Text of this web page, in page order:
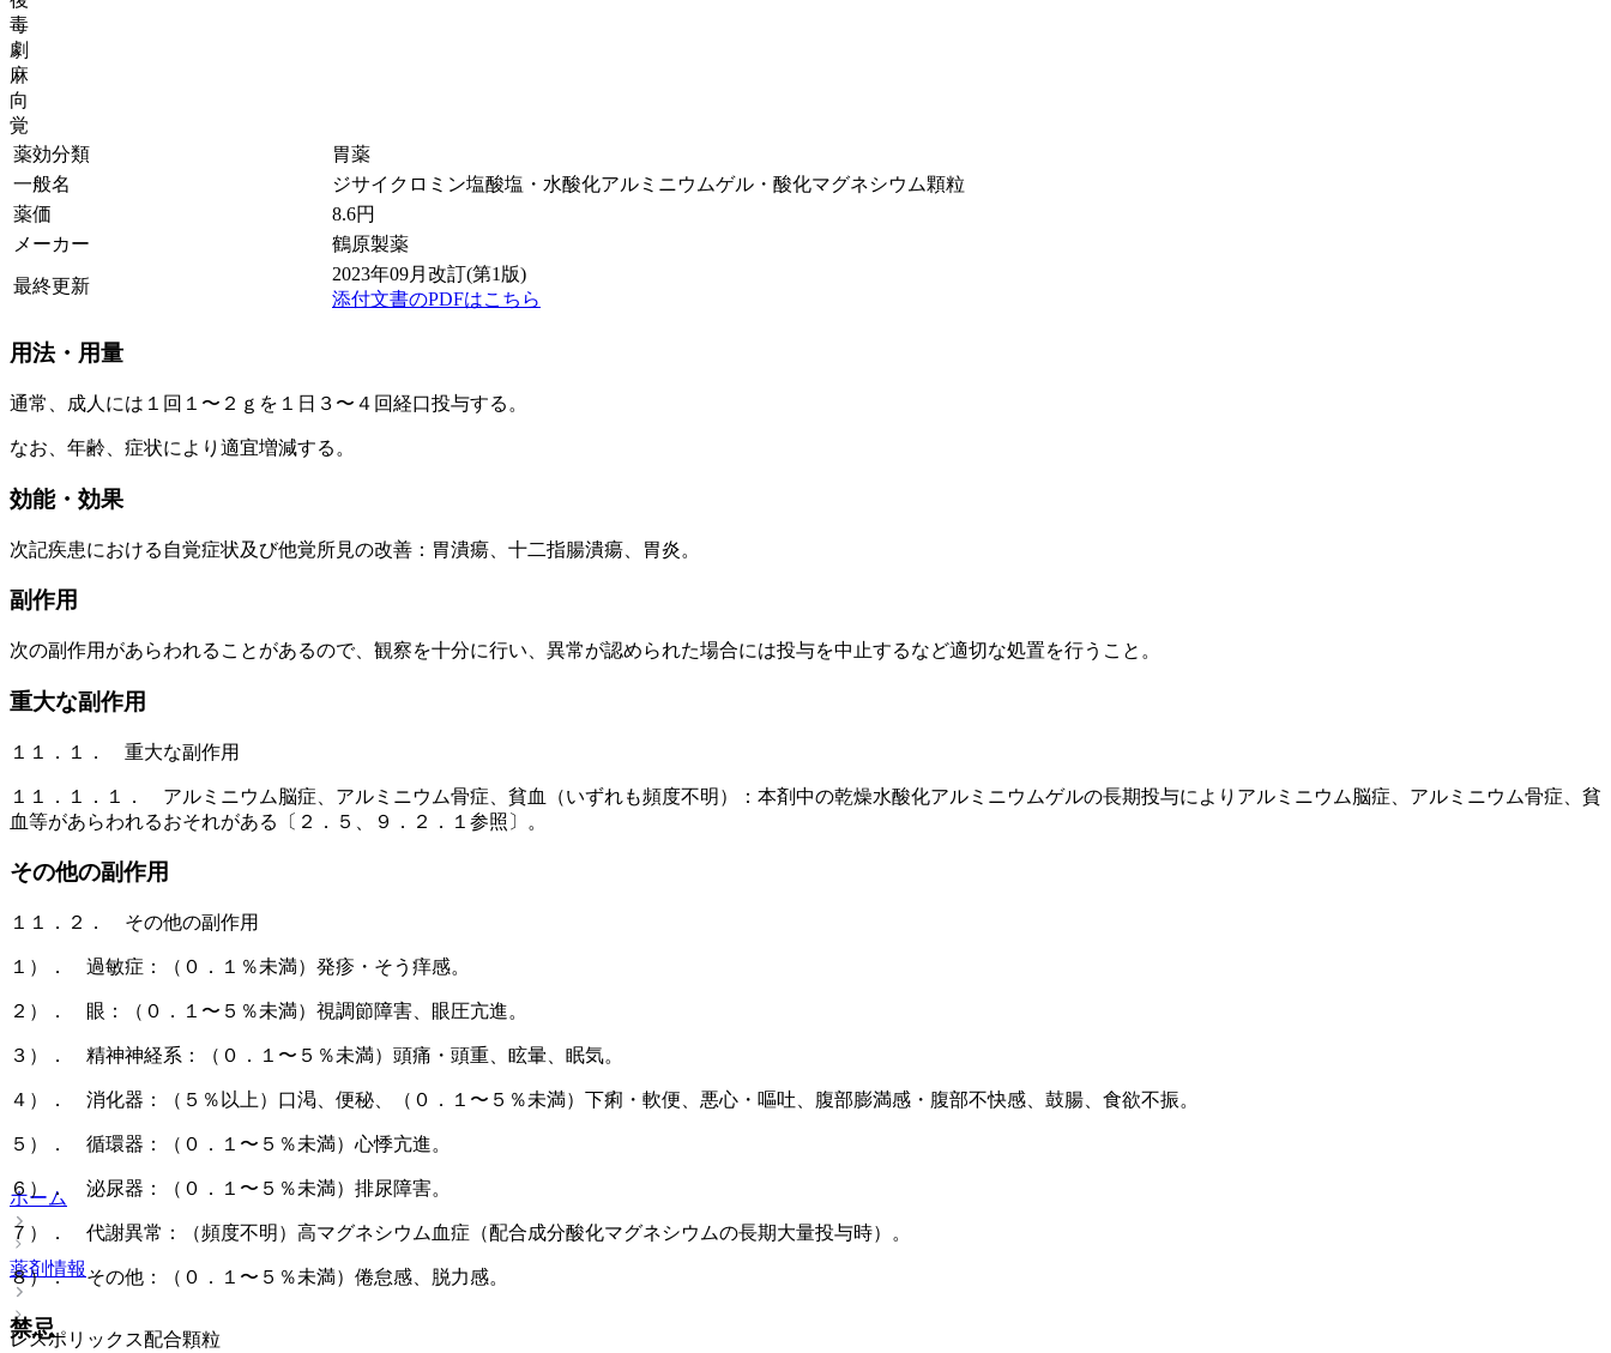
毒
劇
麻
向
覚
薬効分類
胃薬
一般名
ジサイクロミン塩酸塩・水酸化アルミニウムゲル・酸化マグネシウム顆粒
薬価
8.6円
メーカー
鶴原製薬
最終更新
2023年09月改訂(第1版)
添付文書のPDFはこちら
用法・用量
通常、成人には１回１〜２ｇを１日３〜４回経口投与する。
なお、年齢、症状により適宜増減する。
効能・効果
次記疾患における自覚症状及び他覚所見の改善：胃潰瘍、十二指腸潰瘍、胃炎。
副作用
次の副作用があらわれることがあるので、観察を十分に行い、異常が認められた場合には投与を中止するなど適切な処置を行うこと。
重大な副作用
１１．１． 重大な副作用
１１．１．１． アルミニウム脳症、アルミニウム骨症、貧血（いずれも頻度不明）：本剤中の乾燥水酸化アルミニウムゲルの長期投与によりアルミニウム脳症、アルミニウム骨症、貧
血等があらわれるおそれがある〔２．５、９．２．１参照〕。
その他の副作用
１１．２． その他の副作用
１）． 過敏症：（０．１％未満）発疹・そう痒感。
２）． 眼：（０．１〜５％未満）視調節障害、眼圧亢進。
３）． 精神神経系：（０．１〜５％未満）頭痛・頭重、眩暈、眠気。
４）． 消化器：（５％以上）口渇、便秘、（０．１〜５％未満）下痢・軟便、悪心・嘔吐、腹部膨満感・腹部不快感、鼓腸、食欲不振。
５）． 循環器：（０．１〜５％未満）心悸亢進。
６）． 泌尿器：（０．１〜５％未満）排尿障害。
７）． 代謝異常：（頻度不明）高マグネシウム血症（配合成分酸化マグネシウムの長期大量投与時）。
８）． その他：（０．１〜５％未満）倦怠感、脱力感。
禁忌
ホーム
薬剤情報
レスポリックス配合顆粒